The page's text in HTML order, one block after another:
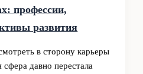
профессии,
развития
в сторону карьеры
давно перестала